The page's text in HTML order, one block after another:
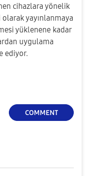
cihazlara yönelik
yayınlanmaya
yüklenene kadar
uygulama
ediyor.
COMMENT